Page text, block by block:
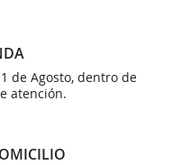
de Agosto, dentro de
atención.